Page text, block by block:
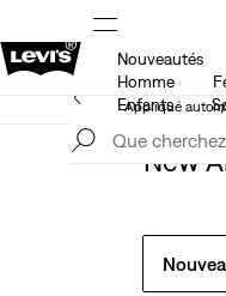
15 %
Nouveautés
Homme
Enfants
40 % DE RABAIS
Appliqué
New